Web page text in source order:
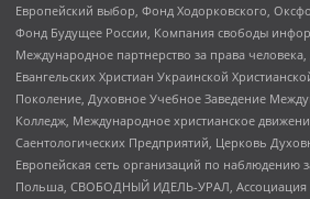
Европейский выбор, Фонд Ходорковского,
Фонд Будущее России, Компания свободы
Международное партнерство за права
Евангельских Христиан Украинской
Поколение, Духовное Учебное Заведение
Колледж, Международное христианское
Саентологических Предприятий, Церковь
Европейская сеть организаций по наблюдению
Польша, СВОБОДНЫЙ ИДЕЛЬ-УРАЛ, Ассоциация